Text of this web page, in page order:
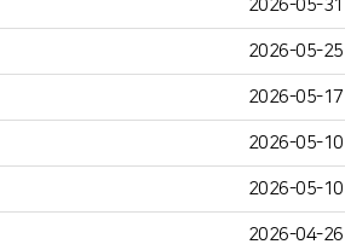
2026-05-31
2026-05-25
2026-05-17
2026-05-10
2026-05-10
2026-04-26